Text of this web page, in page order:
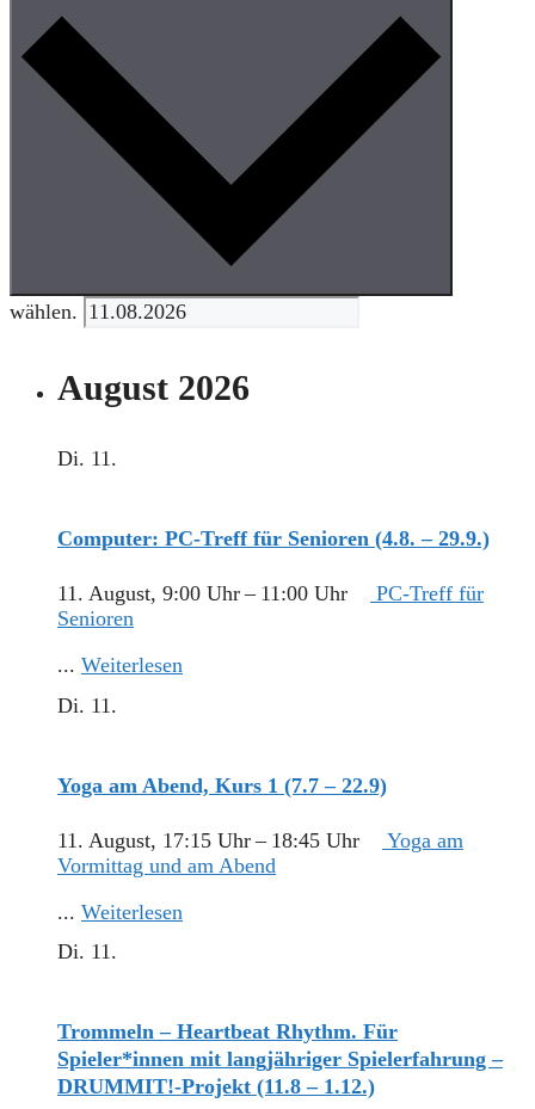
wählen.
August 2026
Di. 11.
Computer: PC-Treff für Senioren (4.8. – 29.9.)
11. August, 9:00 Uhr– 11:00 Uhr
PC-Treff für
Senioren
... Weiterlesen
Di. 11.
Yoga am Abend, Kurs 1 (7.7 – 22.9)
11. August, 17:15 Uhr– 18:45 Uhr
Yoga am
Vormittag und am Abend
... Weiterlesen
Di. 11.
Trommeln – Heartbeat Rhythm. Für
Spieler*innen mit langjähriger Spielerfahrung –
DRUMMIT!-Projekt (11.8 – 1.12.)